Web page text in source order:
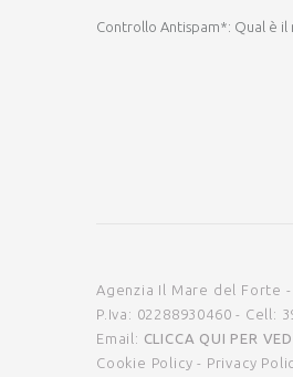
Controllo Antispam*: Qual è il
Agenzia Il Mare del Forte -
P.Iva: 02288930460 - Cell:
Email: CLICCA QUI PER
Cookie Policy - Privacy